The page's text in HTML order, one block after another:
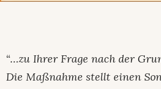
“…zu Ihrer Frage nach der
Die Maßnahme stellt einen